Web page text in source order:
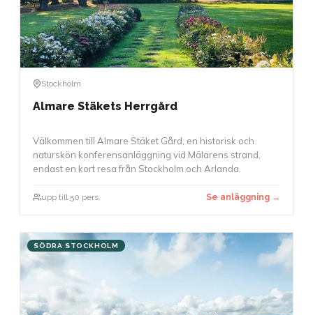
Stockholm
Almare Stäkets Herrgård
Välkommen till Almare Stäket Gård, en historisk och
naturskön konferensanläggning vid Mälarens strand,
endast en kort resa från Stockholm och Arlanda.
upp till 50 pers. Se anläggning →
SÖDRA STOCKHOLM